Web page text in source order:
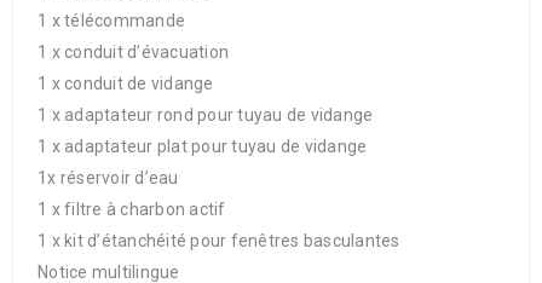
1 x télécommande
1 x conduit d’évacuation
1 x conduit de vidange
1 x adaptateur rond pour tuyau de vidange
1 x adaptateur plat pour tuyau de vidange
1x réservoir d’eau
1 x filtre à charbon actif
1 x kit d’étanchéité pour fenêtres basculantes
Notice multilingue